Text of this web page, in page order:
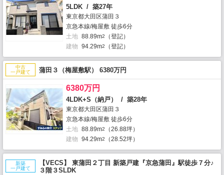
5LDK / 築27年
東京都大田区蒲田３
京急本線/梅屋敷 徒歩6分
土地 88.89m2
（登記）
建物 94.29m2 （登記）
中古
一戸建て
蒲田３（梅屋敷駅） 6380万円
6380万円
4LDK+S（納戸） / 築28年
東京都大田区蒲田３
京急本線/梅屋敷 徒歩6分
土地 88.89m2
（26.88坪）
建物 94.29m2 （28.52坪）
新築
一戸建て
【VECS】 東蒲田２丁目 新築戸建『京急蒲田』駅徒歩７分♪
３階３SLDK